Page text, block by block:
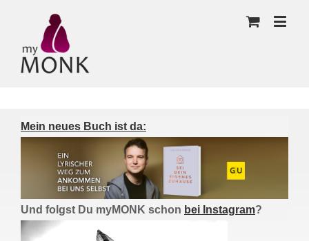
Mein neues Buch ist da:
Und folgst Du myMONK schon bei Instagram?